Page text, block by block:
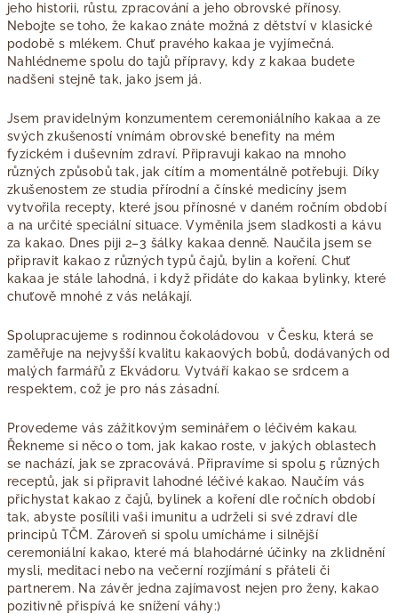
jeho historii, růstu, zpracování a jeho obrovské přínosy.
Nebojte se toho, že kakao znáte možná z dětství v klasické
podobě s mlékem. Chuť pravého kakaa je vyjímečná.
Nahlédneme spolu do tajů přípravy, kdy z kakaa budete
nadšeni stejně tak, jako jsem já.
Jsem pravidelným konzumentem ceremoniálního kakaa a ze
svých zkušeností vnímám obrovské benefity na mém
fyzickém i duševním zdraví. Připravuji kakao na mnoho
různých způsobů tak, jak cítím a momentálně potřebuji. Díky
zkušenostem ze studia přírodní a čínské medicíny jsem
vytvořila recepty, které jsou přínosné v daném ročním období
a na určité speciální situace. Vyměnila jsem sladkosti a kávu
za kakao. Dnes piji 2–3 šálky kakaa denně. Naučila jsem se
připravit kakao z různých typů čajů, bylin a koření. Chuť
kakaa je stále lahodná, i když přidáte do kakaa bylinky, které
chuťově mnohé z vás nelákají.
Spolupracujeme s rodinnou čokoládovou v Česku, která se
zaměřuje na nejvyšší kvalitu kakaových bobů, dodávaných od
malých farmářů z Ekvádoru. Vytváří kakao se srdcem a
respektem, což je pro nás zásadní.
Provedeme vás zážitkovým seminářem o léčivém kakau.
Řekneme si něco o tom, jak kakao roste, v jakých oblastech
se nachází, jak se zpracovává. Připravíme si spolu 5 různých
receptů, jak si připravit lahodné léčivé kakao. Naučím vás
přichystat kakao z čajů, bylinek a koření dle ročních období
tak, abyste posílili vaši imunitu a udrželi si své zdraví dle
principů TČM. Zároveň si spolu umícháme i silnější
ceremoniální kakao, které má blahodárné účinky na zklidnění
mysli, meditaci nebo na večerní rozjímání s přáteli či
partnerem. Na závěr jedna zajímavost nejen pro ženy, kakao
pozitivně přispívá ke snížení váhy:)